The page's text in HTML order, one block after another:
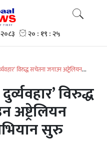
विरुद्ध सचेतना जगाउन अष्ट्रेलियन
विरुद्ध
अष्ट्रेलियन
सुरु